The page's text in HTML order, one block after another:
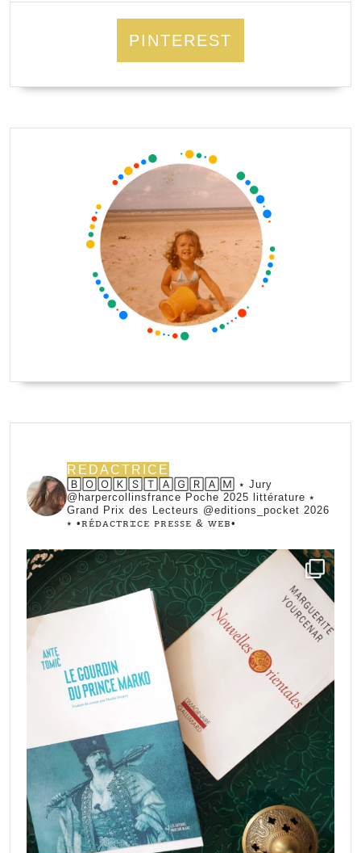
PINTEREST
REDACTRICE
🄱🄾🄾🄺🅂🅃🄰🄶🅁🄰🄼 ⭑ Jury
@harpercollinsfrance Poche 2025 littérature ⭑
Grand Prix des Lecteurs @editions_pocket 2026
⭑ •ꭱꭼ́ꭰꭺꮯꭲꭱꮖꮯꭼ ꮲꭱꭼꮪꮪꭼ & ꮃꭼᏼ•